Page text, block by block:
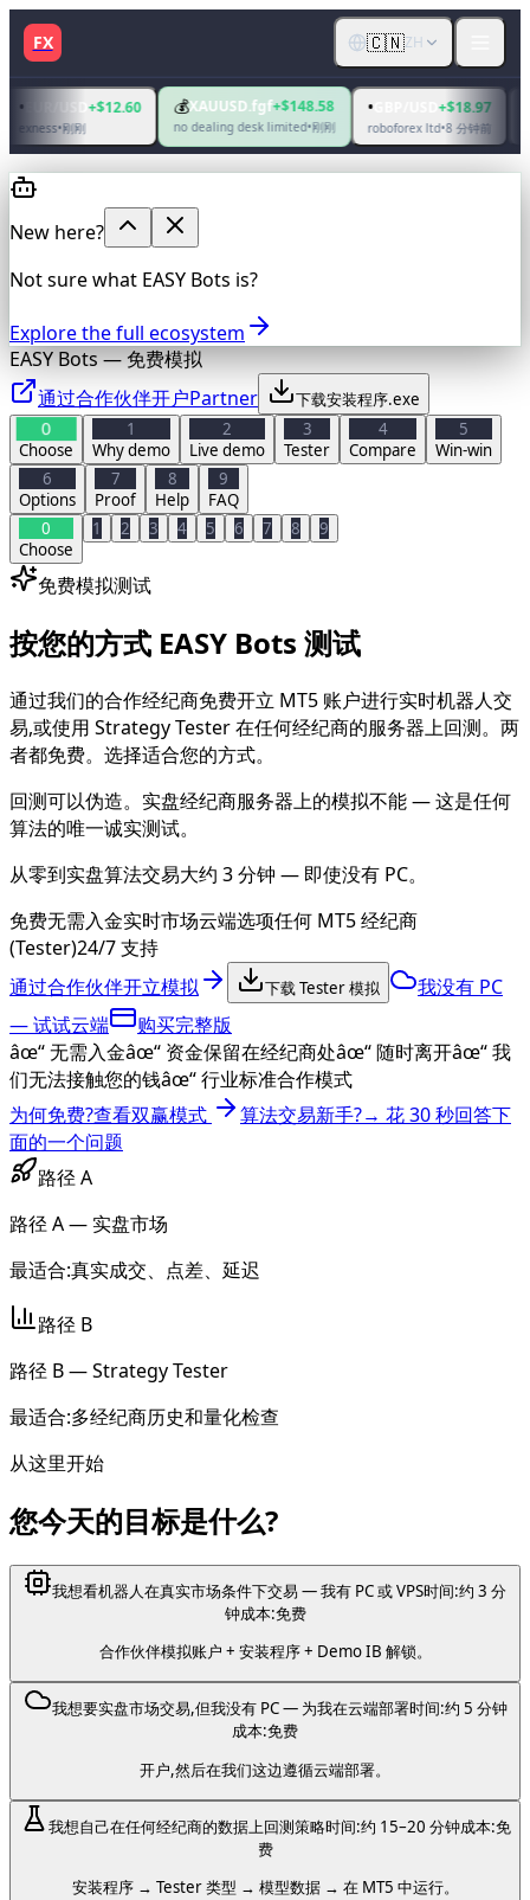
FX 🇨🇳ZH
💰XAUUSD.fgf+$148.58
no dealing desk limited•刚刚
•GBP/USD
roboforex ltd•8 分钟前
•EUR/USD
vt markets
New here?
Not sure what EASY Bots is?
Explore the full ecosystem
EASY Bots — 免费模拟
通过合作伙伴开户Partner 下载安装程序.exe
0
Choose
1
Why demo
2
Live demo
3
Tester
4
Compare
5
Win-win
6
Options
7
Proof
8
Help
9
FAQ
0
Choose
1 2 3 4 5 6 7 8 9
免费模拟测试
按您的方式 EASY Bots 测试
通过我们的合作经纪商免费开立 MT5 账户进行实时机器人交
易,或使用 Strategy Tester 在任何经纪商的服务器上回测。两
者都免费。选择适合您的方式。
回测可以伪造。实盘经纪商服务器上的模拟不能 — 这是任何
算法的唯一诚实测试。
从零到实盘算法交易大约 3 分钟 — 即使没有 PC。
免费无需入金实时市场云端选项任何 MT5 经纪商
(Tester)24/7 支持
通过合作伙伴开立模拟
下载 Tester 模拟
我没有 PC
— 试试云端
购买完整版
âœ“无需入金âœ“ 资金保留在经纪商处âœ“随时离开âœ“我
们无法接触您的钱âœ“行业标准合作模式
为何免费?查看双赢模式
算法交易新手?→ 花 30 秒回答下
面的一个问题
路径 A
路径 A — 实盘市场
最适合:真实成交、点差、延迟
路径 B
路径 B — Strategy Tester
最适合:多经纪商历史和量化检查
从这里开始
您今天的目标是什么?
我想看机器人在真实市场条件下交易 — 我有 PC 或 VPS时间:约 3 分
钟成本:免费
合作伙伴模拟账户 + 安装程序 + Demo IB 解锁。
我想要实盘市场交易,但我没有 PC — 为我在云端部署时间:约 5 分钟
成本:免费
开户,然后在我们这边遵循云端部署。
我想自己在任何经纪商的数据上回测策略时间:约 15–20 分钟成本:免
费
安装程序 → Tester 类型 → 模型数据 → 在 MT5 中运行。